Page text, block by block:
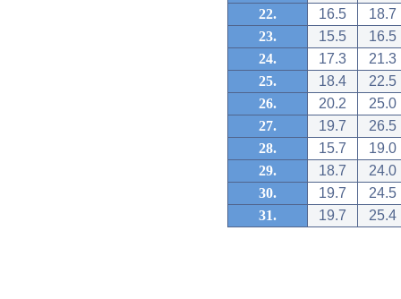
22.
16.5
18.7
23.
15.5
16.5
24.
17.3
21.3
25.
18.4
22.5
26.
20.2
25.0
27.
19.7
26.5
28.
15.7
19.0
29.
18.7
24.0
30.
19.7
24.5
31.
19.7 25.4